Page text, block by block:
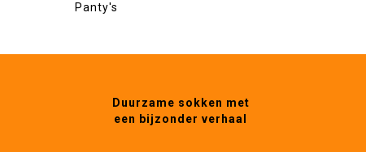
Panty's
Duurzame sokken met
een bijzonder verhaal